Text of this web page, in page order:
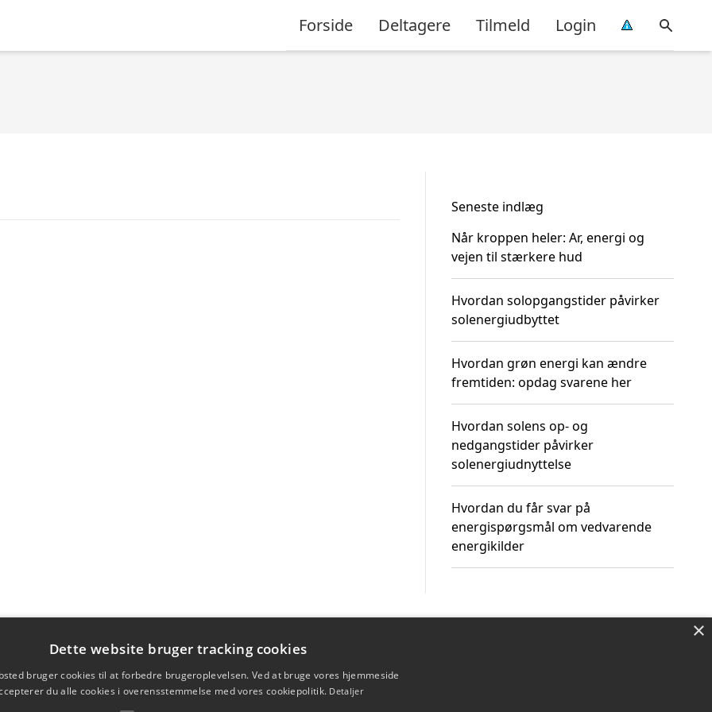
Forside Deltagere Tilmeld Login
Seneste indlæg
Når kroppen heler: Ar, energi og
vejen til stærkere hud
Hvordan solopgangstider påvirker
solenergiudbyttet
Hvordan grøn energi kan ændre
fremtiden: opdag svarene her
Hvordan solens op- og
nedgangstider påvirker
solenergiudnyttelse
Hvordan du får svar på
energispørgsmål om vedvarende
energikilder
×
Dette website bruger tracking cookies
bruger cookies til at forbedre brugeroplevelsen. Ved at bruge vores hjemmeside
du alle cookies i overensstemmelse med vores cookiepolitik. Detaljer